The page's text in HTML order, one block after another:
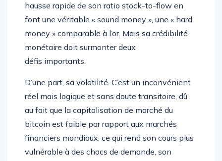
hausse rapide de son ratio stock-to-flow en
font une véritable « sound money », une « hard
money » comparable à l’or. Mais sa crédibilité
monétaire doit surmonter deux
défis importants.
D’une part, sa volatilité. C’est un inconvénient
réel mais logique et sans doute transitoire, dû
au fait que la capitalisation de marché du
bitcoin est faible par rapport aux marchés
financiers mondiaux, ce qui rend son cours plus
vulnérable à des chocs de demande, son